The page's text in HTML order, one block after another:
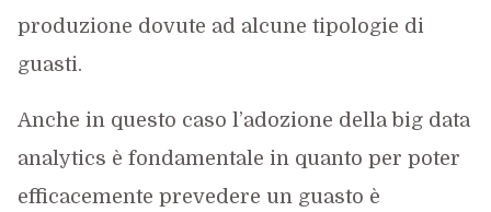
produzione dovute ad alcune tipologie di
guasti.
Anche in questo caso l’adozione della big data
analytics è fondamentale in quanto per poter
efficacemente prevedere un guasto è